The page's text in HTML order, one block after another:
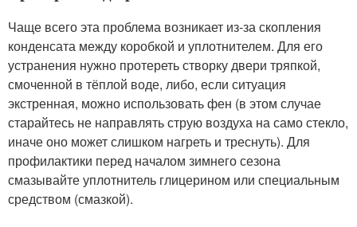
Чаще всего эта проблема возникает из-за скопления
конденсата между коробкой и уплотнителем. Для его
устранения нужно протереть створку двери тряпкой,
смоченной в тёплой воде, либо, если ситуация
экстренная, можно использовать фен (в этом случае
старайтесь не направлять струю воздуха на само стекло,
иначе оно может слишком нагреть и треснуть). Для
профилактики перед началом зимнего сезона
смазывайте уплотнитель глицерином или специальным
средством (смазкой).